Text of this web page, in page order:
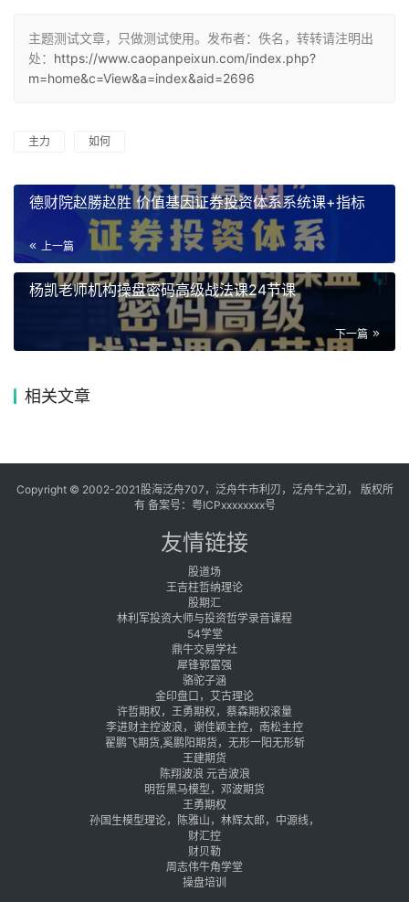
主题测试文章，只做测试使用。发布者：佚名，转转请注明出
处： https://www.caopanpeixun.com/index.php?
m=home&c=View&a=index&aid=2696
主力 如何
德财院赵勝赵胜 价值基因证券投资体系系统课+指标
上一篇
杨凯老师机构操盘密码高级战法课24节课
下一篇
相关文章
Copyright © 2002-2021股海泛舟707，泛舟牛市利刃，泛舟牛之初， 版权所
有 备案号： 粤ICPxxxxxxxx号
友情链接
股道场
王吉柱哲纳理论
股期汇
林利军投资大师与投资哲学录音课程
54学堂
鼎牛交易学社
犀锋郭富强
骆驼子涵
金印盘口，艾古理论
许哲期权，王勇期权，蔡森期权滚量
李进财主控波浪，谢佳颖主控，南松主控
翟鹏飞期货,奚鹏阳期货，无形一阳无形斩
王建期货
陈翔波浪 元吉波浪
明哲黑马模型，邓波期货
王勇期权
孙国生模型理论，陈雅山，林辉太郎，中源线，
财汇控
财贝勒
周志伟牛角学堂
操盘培训